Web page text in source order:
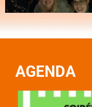
AGENDA